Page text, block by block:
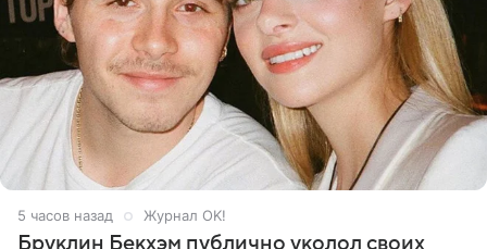
5 часов назад Журнал OK!
Бруклин Бекхэм публично уколол своих